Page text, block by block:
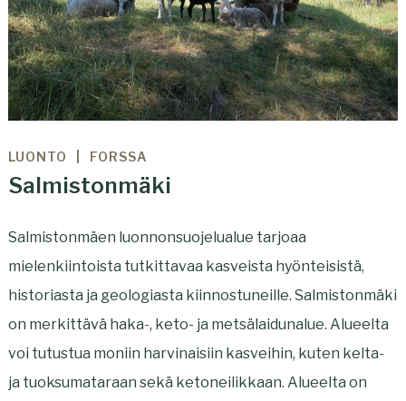
LUONTO FORSSA
Salmistonmäki
Salmistonmäen luonnonsuojelualue tarjoaa
mielenkiintoista tutkittavaa kasveista hyönteisistä,
historiasta ja geologiasta kiinnostuneille. Salmistonmäki
on merkittävä haka-, keto- ja metsälaidunalue. Alueelta
voi tutustua moniin harvinaisiin kasveihin, kuten kelta-
ja tuoksumataraan sekä ketoneilikkaan. Alueelta on